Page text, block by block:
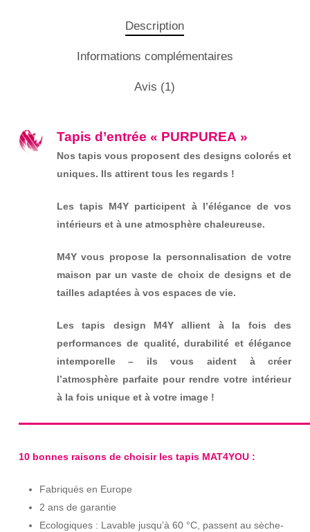
Description
Informations complémentaires
Avis (1)
Tapis d’entrée « PURPUREA »
Nos tapis vous proposent des designs colorés et
uniques. Ils attirent tous les regards !
Les tapis M4Y participent à l’élégance de vos
intérieurs et à une atmosphère chaleureuse.
M4Y vous propose la personnalisation de votre
maison par un vaste de choix de designs et de
tailles adaptées à vos espaces de vie.
Les tapis design M4Y allient à la fois des
performances de qualité, durabilité et élégance
intemporelle – ils vous aident à créer
l’atmosphère parfaite pour rendre votre intérieur
à la fois unique et à votre image !
10 bonnes raisons de choisir les tapis MAT4YOU :
Fabriqués en Europe
2 ans de garantie
Ecologiques : Lavable jusqu’à 60 °C, passent au sèche-